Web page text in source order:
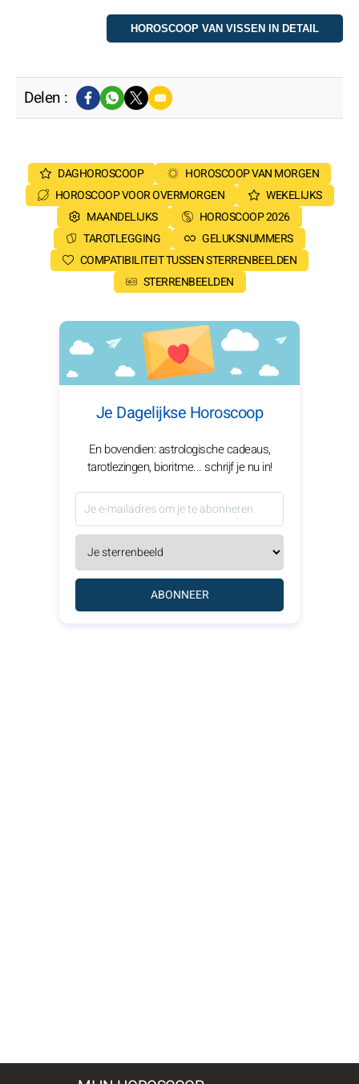
Delen :
DAGHOROSCOOP
HOROSCOOP VAN MORGEN
HOROSCOOP VOOR OVERMORGEN
WEKELIJKS
MAANDELIJKS
HOROSCOOP 2026
TAROTLEGGING
GELUKSNUMMERS
COMPATIBILITEIT TUSSEN STERRENBEELDEN
STERRENBEELDEN
Je Dagelijkse Horoscoop
En bovendien: astrologische cadeaus,
tarotlezingen, bioritme... schrijf je nu in!
ABONNEER